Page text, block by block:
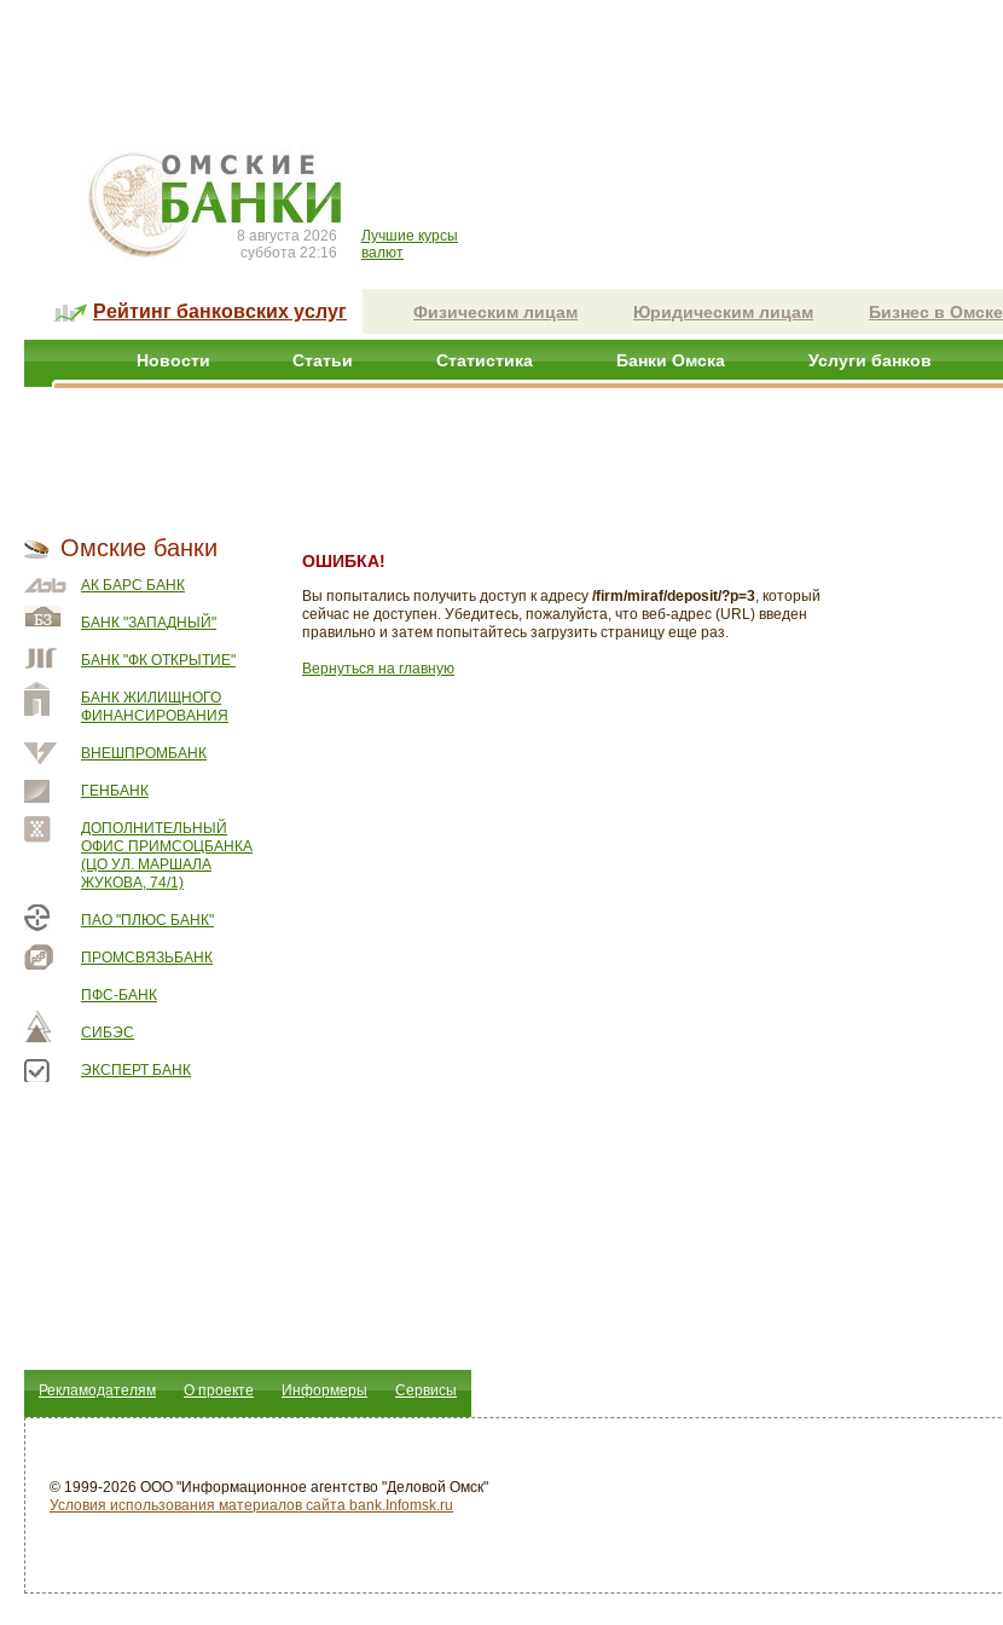
8 августа 2026
суббота 22:16
Лучшие курсы
валют
Рейтинг банковских услуг Физическим лицам Юридическим лицам Бизнес в Омске
Новости Статьи Статистика Банки Омска Услуги банков
Омские банки
АК БАРС БАНК
БАНК "ЗАПАДНЫЙ"
БАНК "ФК ОТКРЫТИЕ"
БАНК ЖИЛИЩНОГО
ФИНАНСИРОВАНИЯ
ВНЕШПРОМБАНК
ГЕНБАНК
ДОПОЛНИТЕЛЬНЫЙ
ОФИС ПРИМСОЦБАНКА
(ЦО УЛ. МАРШАЛА
ЖУКОВА, 74/1)
ПАО "ПЛЮС БАНК"
ПРОМСВЯЗЬБАНК
ПФС-БАНК
СИБЭС
ЭКСПЕРТ БАНК
ОШИБКА!
Вы попытались получить доступ к адресу /firm/miraf/deposit/?p=3, который
сейчас не доступен. Убедитесь, пожалуйста, что веб-адрес (URL) введен
правильно и затем попытайтесь загрузить страницу еще раз.
Вернуться на главную
Рекламодателям О проекте Информеры Сервисы
© 1999-2026 ООО "Информационное агентство "Деловой Омск"
Условия использования материалов сайта bank.Infomsk.ru